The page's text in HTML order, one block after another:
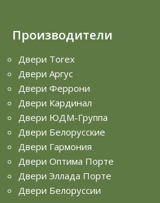
Производители
Двери Torex
Двери Аргус
Двери Феррони
Двери Кардинал
Двери ЮДМ-Группа
Двери Белорусские
Двери Гармония
Двери Оптима Порте
Двери Эллада Порте
Двери Белоруссии